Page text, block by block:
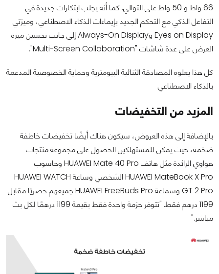
66 واط و 50 واط على التوالي. كما أنه يجلب ابتكارات جديدة في
التفاعل الذكي مع التحكم الجديد بإيماءات الذكاء الاصطناعي، وميزتي
Eyes on Display وAlways-On Display إلى جانب تحسين ميزة
العرض على عدة شاشات "Multi-Screen Collaboration".
كل هذا يعلوه المصادقة الثنائية البيومترية وحماية الخصوصية المدعمة
بالذكاء الاصطناعي.
المزيد من التخفيضات
بالإضافة إلى هذه العروض، سيكون هناك أيضًا تخفيضات خاطفة
ضخمة، حيث يمكن للمستهلكين الحصول على مجموعة منتجات
هواوي الرائدة مثل هاتف HUAWEI Mate 40 Pro وحاسوب
HUAWEI MateBook X Pro الشخصي وساعة HUAWEI WATCH
GT 2 Pro وسماعة HUAWEI FreeBuds Pro جميعهم حصريًا مقابل
1199 درهم فقط. "تتوفر حزمة واحدة فقط بقيمة 1199 درهمًا لكل بث
مباشر."